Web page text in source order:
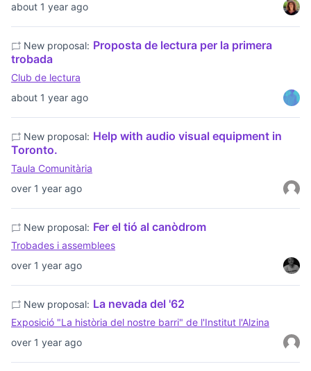
about 1 year ago
about 1 year ago
New proposal: Proposta de lectura per la primera
trobada
Club de lectura
over 1 year ago
New proposal: Help with audio visual equipment in
Toronto.
Taula Comunitària
over 1 year ago
New proposal: Fer el tió al canòdrom
Trobades i assemblees
over 1 year ago
New proposal: La nevada del '62
Exposició "La història del nostre barri" de l'Institut l'Alzina